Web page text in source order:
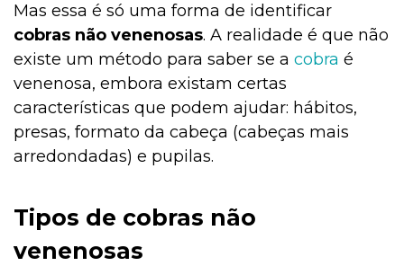
Mas essa é só uma forma de identificar
cobras não venenosas. A realidade é que não
existe um método para saber se a cobra é
venenosa, embora existam certas
características que podem ajudar: hábitos,
presas, formato da cabeça (cabeças mais
arredondadas) e pupilas.
Tipos de cobras não
venenosas